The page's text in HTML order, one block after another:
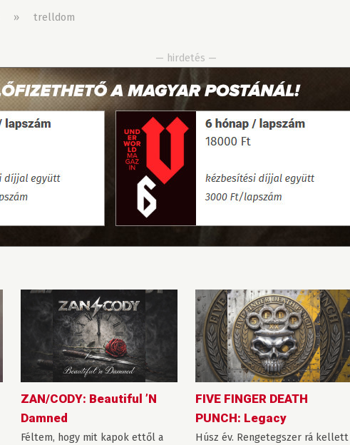
» trelldom
— hirdetés —
ZAN/CODY: Beautiful ’N
Damned
Féltem, hogy mit kapok ettől a
FIVE FINGER DEATH
PUNCH: Legacy
Húsz év. Rengetegszer rá kellett